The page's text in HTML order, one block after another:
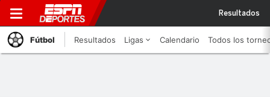
Resultados
Fútbol Resultados Ligas Calendario Todos los